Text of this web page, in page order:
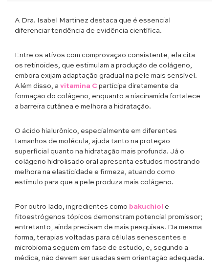
A Dra. Isabel Martinez destaca que é essencial
diferenciar tendência de evidência científica.
Entre os ativos com comprovação consistente, ela cita
os retinoides, que estimulam a produção de colágeno,
embora exijam adaptação gradual na pele mais sensível.
Além disso, a vitamina C participa diretamente da
formação do colágeno, enquanto a niacinamida fortalece
a barreira cutânea e melhora a hidratação.
O ácido hialurônico, especialmente em diferentes
tamanhos de molécula, ajuda tanto na proteção
superficial quanto na hidratação mais profunda. Já o
colágeno hidrolisado oral apresenta estudos mostrando
melhora na elasticidade e firmeza, atuando como
estímulo para que a pele produza mais colágeno.
Por outro lado, ingredientes como bakuchiol e
fitoestrógenos tópicos demonstram potencial promissor;
entretanto, ainda precisam de mais pesquisas. Da mesma
forma, terapias voltadas para células senescentes e
microbioma seguem em fase de estudo, e, segundo a
médica, não devem ser usadas sem orientação adequada.